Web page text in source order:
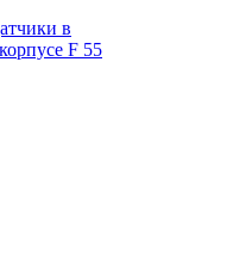
в
F 55